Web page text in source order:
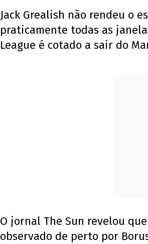
Jack Grealish não rendeu o
praticamente todas as
League é cotado a sair do
O jornal The Sun revelou
observado de perto por